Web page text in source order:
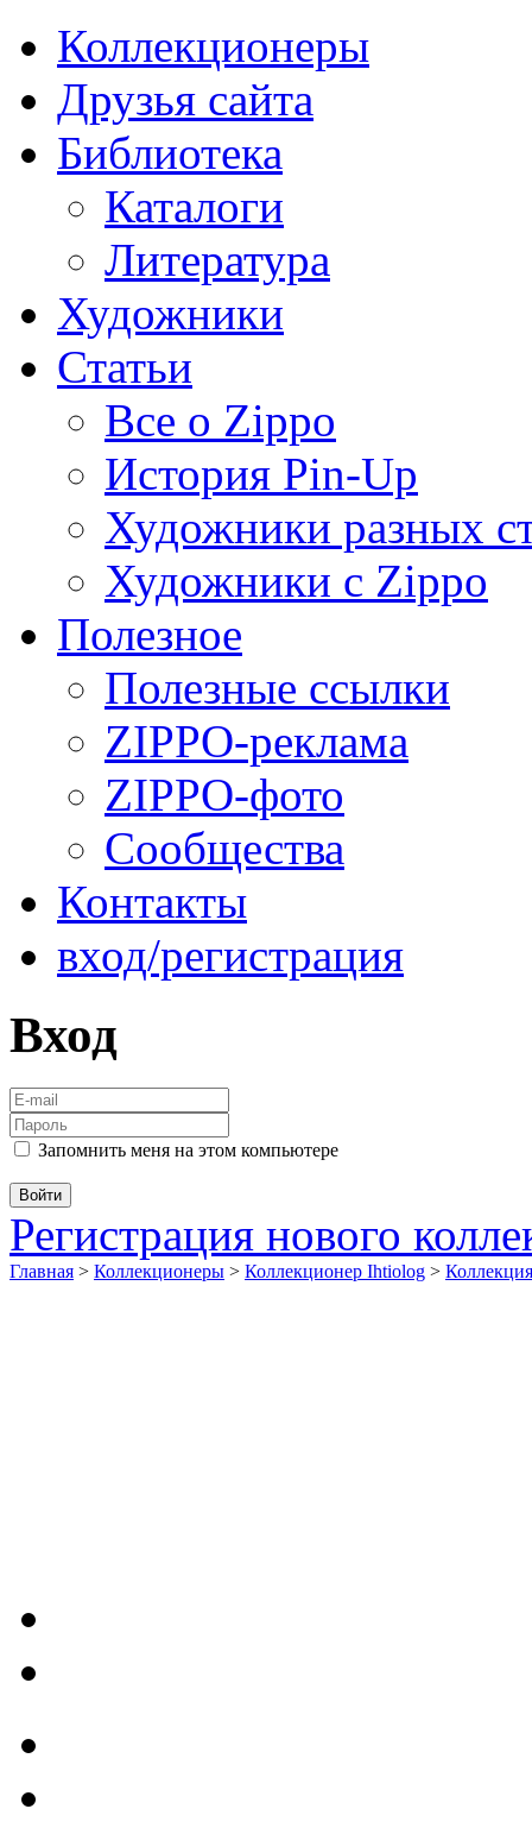
Коллекционеры
Друзья сайта
Библиотека
Каталоги
Литература
Художники
Статьи
Все о Zippo
История Pin-Up
Художники разных
Художники с Zippo
Полезное
Полезные ссылки
ZIPPO-реклама
ZIPPO-фото
Сообщества
Контакты
вход/регистрация
Вход
Запомнить меня на этом компьютере
Регистрация нового
Главная > Коллекционеры > Коллекционер Ihtiolog >